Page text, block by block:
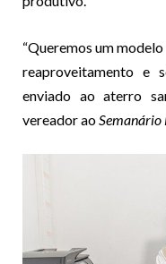
“Queremos um
reaproveitamento e
enviado ao aterro
vereador aoSemanário